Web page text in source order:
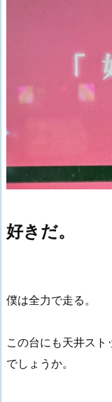
好きだ。
僕は全力で走る。
この台にも天井ス
でしょうか。